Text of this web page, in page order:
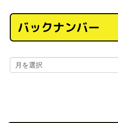
バックナンバー